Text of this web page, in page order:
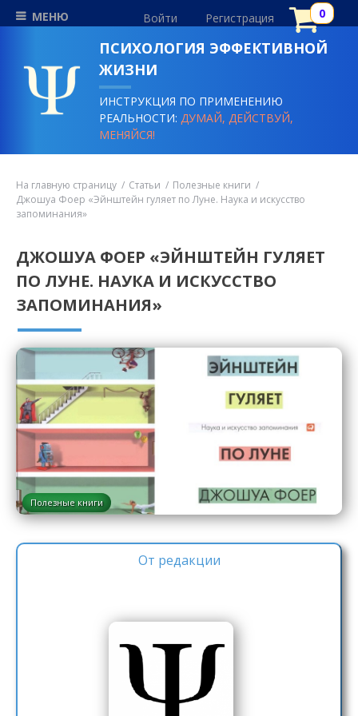
МЕНЮ Войти Регистрация
ПСИХОЛОГИЯ ЭФФЕКТИВНОЙ
ЖИЗНИ
ИНСТРУКЦИЯ ПО ПРИМЕНЕНИЮ
РЕАЛЬНОСТИ:ДУМАЙ, ДЕЙСТВУЙ,
МЕНЯЙСЯ!
На главную страницу Статьи
Полезные книги
Джошуа Фоер «Эйнштейн гуляет по Луне. Наука и искусство
запоминания»
ДЖОШУА ФОЕР «ЭЙНШТЕЙН ГУЛЯЕТ
ПО ЛУНЕ. НАУКА И ИСКУССТВО
ЗАПОМИНАНИЯ»
Полезные книги
От редакции